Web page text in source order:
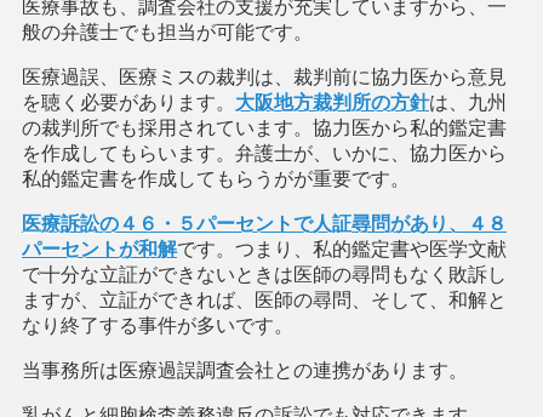
医療事故も、調査会社の支援が充実していますから、一
般の弁護士でも担当が可能です。
医療過誤、医療ミスの裁判は、裁判前に協力医から意見
を聴く必要があります。 大阪地方裁判所の方針は、九州
の裁判所でも採用されています。協力医から私的鑑定書
を作成してもらいます。弁護士が、いかに、協力医から
私的鑑定書を作成してもらうがが重要です。
医療訴訟の４６・５パーセントで人証尋問があり、４８
パーセントが和解です。つまり、私的鑑定書や医学文献
で十分な立証ができないときは医師の尋問もなく敗訴し
ますが、立証ができれば、医師の尋問、そして、和解と
なり終了する事件が多いです。
当事務所は医療過誤調査会社との連携があります。